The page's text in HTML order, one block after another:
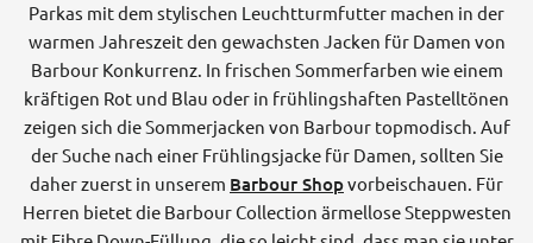
Parkas mit dem stylischen Leuchtturmfutter machen in der
warmen Jahreszeit den gewachsten Jacken für Damen von
Barbour Konkurrenz. In frischen Sommerfarben wie einem
kräftigen Rot und Blau oder in frühlingshaften Pastelltönen
zeigen sich die Sommerjacken von Barbour topmodisch. Auf
der Suche nach einer Frühlingsjacke für Damen, sollten Sie
daher zuerst in unserem Barbour Shopvorbeischauen. Für
Herren bietet die Barbour Collection ärmellose Steppwesten